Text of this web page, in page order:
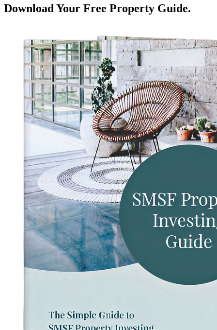
Download Your Free Property Guide.​​​​‌ ‍ ​‍​‍‌‍ ‌ ​‍‌‍‍‌‌‍‌ ‌‍‍‌‌‍ ‍​‍​‍​ ‍‍​‍​‍‌ ​ ‌‍​‌‌‍ ‍‌‍‍‌‌ ‌​‌ ‍‌​‍ ‍‌‍‍‌‌‍ ​‍​‍​‍ ​​‍​‍‌‍‍​‌ ​‍‌‍‌‌‌‍‌‍​‍​‍​ ‍‍​‍​‍‌‍‍​‌ ‌​‌ ‌​‌ ​​‌ ​ ​ ‍‍​‍ ​‍ ‌‍​‍‌‍‌‍‌ ​​​‍ ‌‌ ​​‌ ​‍‌‍ ‌ ​​‌‍‌‌‌ ​‍‌ ‌​‌ ‍‌​‍ ‌‌‍‌ ‌ ​‍‌‍ ‌ ‌‌‌ ​​​‍ ‍‌ ‌‍‌‍‌‌‌ ​‍‌‍​ ‌‍‌‌‌‍ ​​‍ ‍‌‍​‌‌ ​​‌ ​​​‍ ‌ ​ ‌ ‌​‌ ‌‌‌‍‌​‌‍‍‌‌‍ ​‍ ‌‍‍‌‌‍ ‍‌ ‌​‌‍‌‌‌‍ ‍‌ ‌​​‍ ‌‍‌‌‌‍‌​‌‍‍‌‌ ‌​​‍ ‌‍ ‌‌‍ ‌‍‌​‌‍‌‌​ ‌‌ ​​‌ ​‍‌‍‌‌‌ ​ ‌‍‌‌‌‍ ‍‌ ‌​‌‍​‌‌ ‌​‌‍‍‌‌‍ ‌‍ ‍​ ‍ ‌‍‍‌‌‍‌​​ ‌‌‍‍​‌‍ ‌‍ ‌‌‍‌‌‌‌​​‌‍​‌‌‍‌ ‌‍‌‌​ ‍ ‌ ‌​‌ ‍‌‌ ​​‌‍‌‌​ ‌‌‍‍​‌‍ ‌‍ ‌‌‍‌‌‌‌​​‌‍​‌‌‍‌ ‌‍‌‌​ ‍ ‌ ​​‌‍​‌‌ ‌​‌‍‍​​ ‌‌‍‌ ‌ ‌‌‌‍‍‌‌‍‌​‌‍‌‌‌ ​ ‌​​‍‌‍ ​‌‍ ‌‍​ ‌‍‍ ​‍ ‍‌ ‌​‌‍‍‌‌ ‌​‌‍ ​‌‍‌‌​ ‌‍​‍‌‍​‌‌ ​ ‌‍‌‌‌‌‌‌‌ ​‍‌‍ ​​ ‌‌‍‍​‌ ‌​‌ ‌​‌ ​​‌ ​ ​‍‌‌​ ​ ‌​​‌​‍‌‌​ ​‍‌​‌‍​‍‌‌​ ​‍‌​‌‍‌‍​‍‌‍‌‍‌ ​​​‍ ‌‌ ​​‌ ​‍‌‍ ‌ ​​‌‍‌‌‌ ​‍‌ ‌​‌ ‍‌​‍ ‌‌‍‌ ‌ ​‍‌‍ ‌ ‌‌‌ ​​​‍ ‍‌ ‌‍‌‍‌‌‌ ​‍‌‍​ ‌‍‌‌‌‍ ​​‍ ‍‌‍​‌‌ ​​‌ ​​​‍‌‌​ ​‍‌​‌‍‌ ​ ‌ ‌​‌ ‌‌‌‍‌​‌‍‍‌‌‍ ​‍‌‍‌‍‍‌‌‍‌​​ ‌‌‍‍​‌‍ ‌‍ ‌‌‍‌‌‌‌​​‌‍​‌‌‍‌ ‌‍‌‌​‍‌‍‌ ‌​‌ ‍‌‌ ​​‌‍‌‌​ ‌‌‍‍​‌‍ ‌‍ ‌‌‍‌‌‌‌​​‌‍​‌‌‍‌ ‌‍‌‌​‍‌‍‌ ​​‌‍​‌‌ ‌​‌‍‍​​ ‌‌‍‌ ‌ ‌‌‌‍‍‌‌‍‌​‌‍‌‌‌ ​ ‌​​‍‌‍ ​‌‍ ‌‍​ ‌‍‍ ​‍ ‍‌ ‌​‌‍‍‌‌ ‌​‌‍ ​‌‍‌‌​‍‌‍‌ ​​‌‍‌‌‌ ​‍‌ ​ ‌ ​​‌‍‌‌‌‍​ ‌ ‌​‌‍‍‌‌ ‌‍‌‍‌‌​ ‌‌ ​​‌ ‌‌‌‍​‍‌‍ ​‌‍‍‌‌ ​ ‌‍‍​‌‍‌‌‌‍‌​​‍​‍‌ ‌